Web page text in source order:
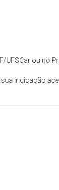
ou no
indicação